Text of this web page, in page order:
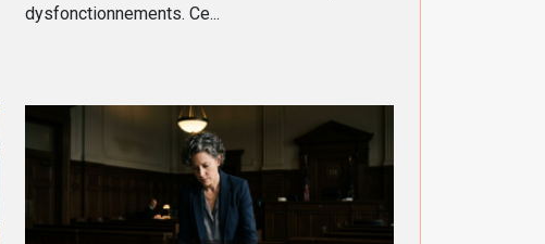
dysfonctionnements. Ce...